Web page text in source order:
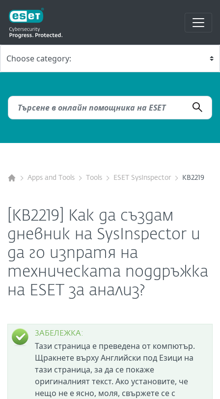
Apps and Tools Tools ESET SysInspector KB2219
[KB2219] Как да създам
дневник на SysInspector и
да го изпратя на
техническата поддръжка
на ESET за анализ?
ЗАБЕЛЕЖКА:
Тази страница е преведена от компютър.
Щракнете върху Английски под Езици на
тази страница, за да се покаже
оригиналният текст. Ако установите, че
нещо не е ясно, моля, свържете се с